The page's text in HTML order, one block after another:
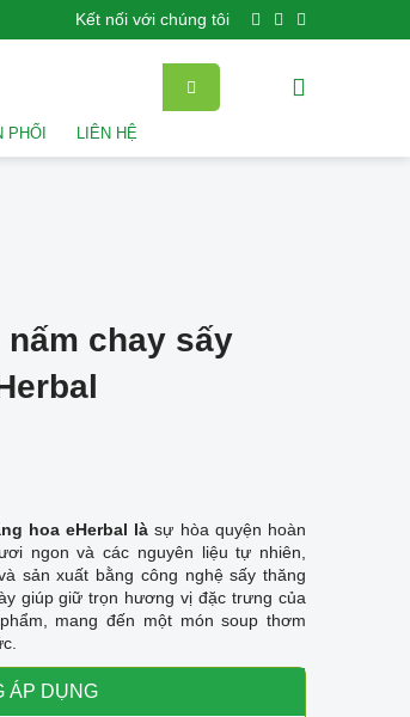
Kết nối với chúng tôi
PHỐI LIÊN HỆ
nấm chay sấy
hoa eHerbal là sự hòa quyện hoàn
ngon và các nguyên liệu tự nhiên,
sản xuất bằng công nghệ sấy thăng
giúp giữ trọn hương vị đặc trưng của
mang đến một món soup thơm
ÁP DỤNG